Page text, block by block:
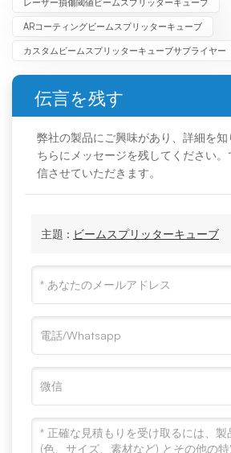
レーザー損傷閾値ビームスプリッターキューブ
ARコーティングビームスプリッターキューブ
カスタムビームスプリッターキューブサプライヤー
伝言を残す
弊社の製品にご興味があり、詳細を知
ちらにメッセージを残してください
信させていただきます。
主題 : ビームスプリッターキューブ